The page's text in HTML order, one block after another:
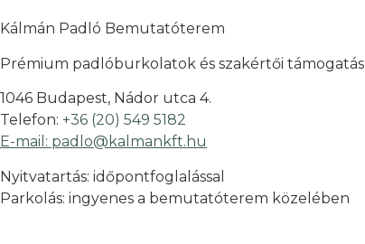
Kálmán Padló Bemutatóterem
Prémium padlóburkolatok és szakértői támogatás
1046 Budapest, Nádor utca 4.
Telefon: +36 (20) 549 5182
E-mail: padlo@kalmankft.hu
Nyitvatartás: időpontfoglalással
Parkolás: ingyenes a bemutatóterem közelében